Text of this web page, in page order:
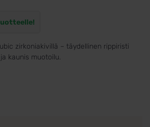
zirkoniakivillä – täydellinen rippiristi
kaunis muotoilu.